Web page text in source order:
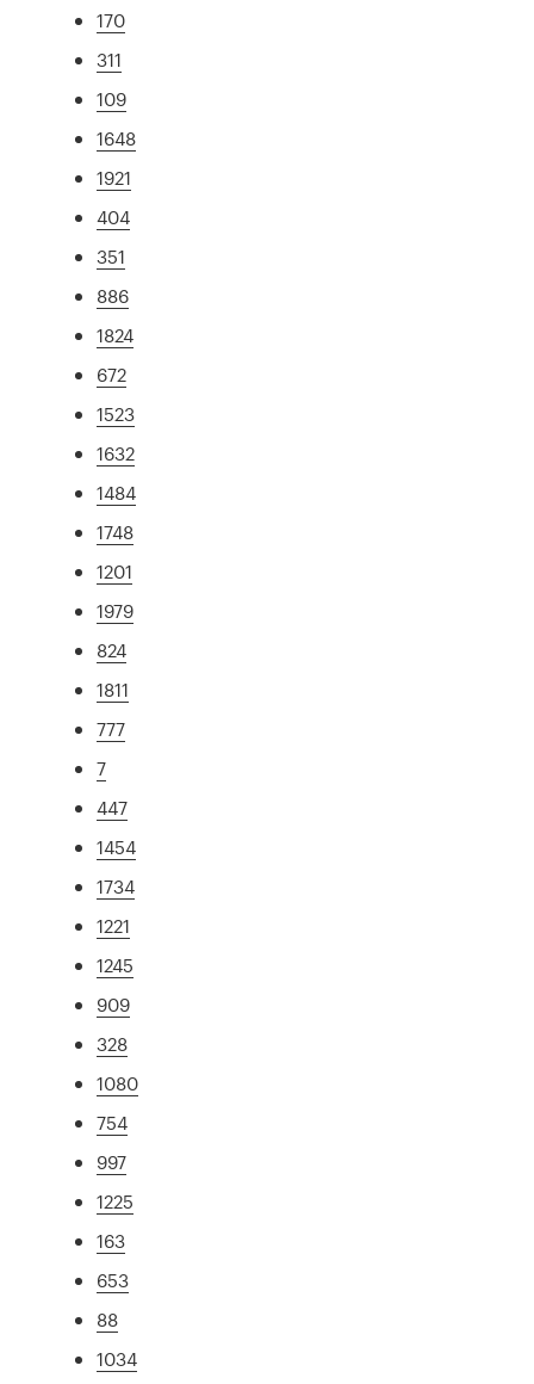
170
311
109
1648
1921
404
351
886
1824
672
1523
1632
1484
1748
1201
1979
824
1811
777
7
447
1454
1734
1221
1245
909
328
1080
754
997
1225
163
653
88
1034